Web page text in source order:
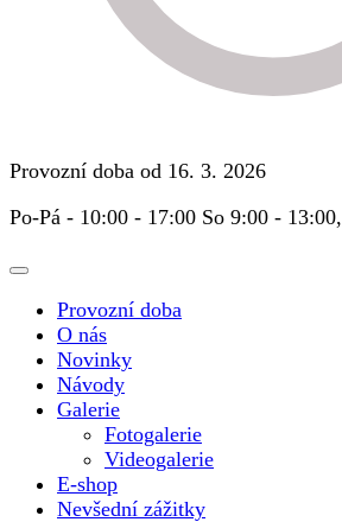
Provozní doba od 16. 3. 2026
Po-Pá - 10:00 - 17:00 So 9:00 - 13:00,
Provozní doba
O nás
Novinky
Návody
Galerie
Fotogalerie
Videogalerie
E-shop
Nevšední zážitky